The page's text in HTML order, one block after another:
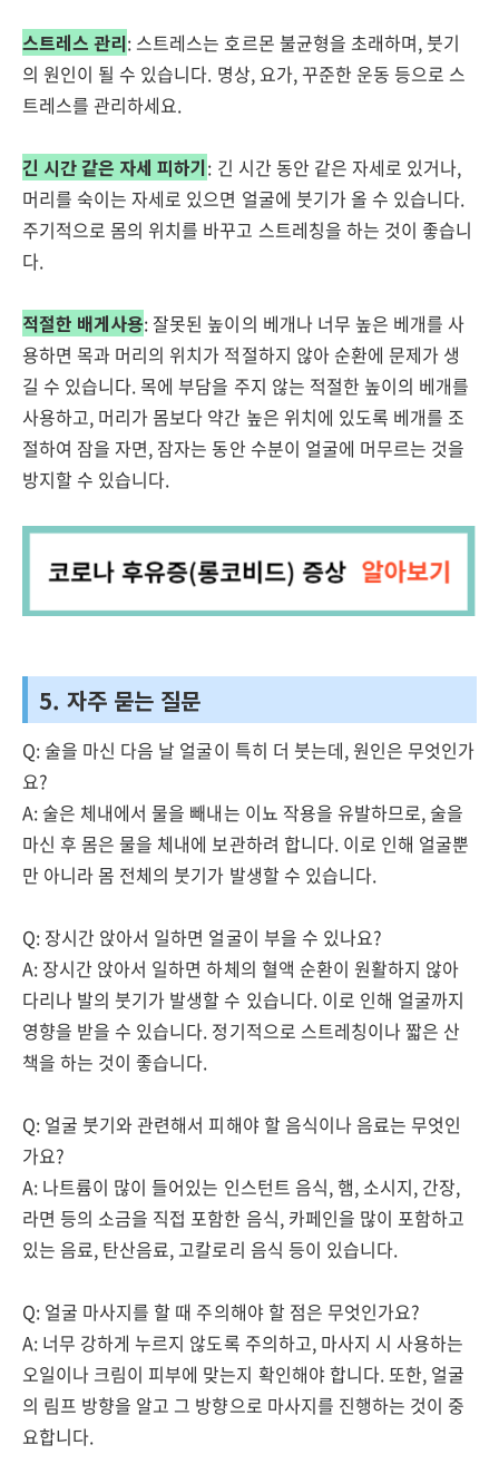
스트레스 관리: 스트레스는 호르몬 불균형을 초래하며, 붓기
의 원인이 될 수 있습니다. 명상, 요가, 꾸준한 운동 등으로 스
트레스를 관리하세요.
긴 시간 같은 자세 피하기: 긴 시간 동안 같은 자세로 있거나,
머리를 숙이는 자세로 있으면 얼굴에 붓기가 올 수 있습니다.
주기적으로 몸의 위치를 바꾸고 스트레칭을 하는 것이 좋습니
다.
적절한 배게사용: 잘못된 높이의 베개나 너무 높은 베개를 사
용하면 목과 머리의 위치가 적절하지 않아 순환에 문제가 생
길 수 있습니다. 목에 부담을 주지 않는 적절한 높이의 베개를
사용하고, 머리가 몸보다 약간 높은 위치에 있도록 베개를 조
절하여 잠을 자면, 잠자는 동안 수분이 얼굴에 머무르는 것을
방지할 수 있습니다.
5. 자주 묻는 질문
Q: 술을 마신 다음 날 얼굴이 특히 더 붓는데, 원인은 무엇인가
요?
A: 술은 체내에서 물을 빼내는 이뇨 작용을 유발하므로, 술을
마신 후 몸은 물을 체내에 보관하려 합니다. 이로 인해 얼굴뿐
만 아니라 몸 전체의 붓기가 발생할 수 있습니다.
Q: 장시간 앉아서 일하면 얼굴이 부을 수 있나요?
A: 장시간 앉아서 일하면 하체의 혈액 순환이 원활하지 않아
다리나 발의 붓기가 발생할 수 있습니다. 이로 인해 얼굴까지
영향을 받을 수 있습니다. 정기적으로 스트레칭이나 짧은 산
책을 하는 것이 좋습니다.
Q: 얼굴 붓기와 관련해서 피해야 할 음식이나 음료는 무엇인
가요?
A: 나트륨이 많이 들어있는 인스턴트 음식, 햄, 소시지, 간장,
라면 등의 소금을 직접 포함한 음식, 카페인을 많이 포함하고
있는 음료, 탄산음료, 고칼로리 음식 등이 있습니다.
Q: 얼굴 마사지를 할 때 주의해야 할 점은 무엇인가요?
A: 너무 강하게 누르지 않도록 주의하고, 마사지 시 사용하는
오일이나 크림이 피부에 맞는지 확인해야 합니다. 또한, 얼굴
의 림프 방향을 알고 그 방향으로 마사지를 진행하는 것이 중
요합니다.